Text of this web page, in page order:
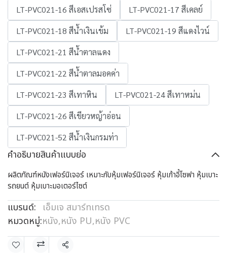
LT-PVC021-16 สีเอสเปรสโซ่
LT-PVC021-17 สีเคลย์
LT-PVC021-18 สีน้ำเงินเข้ม
LT-PVC021-19 สีแดงไวน์
LT-PVC021-21 สีน้ำตาลแดง
LT-PVC021-22 สีน้ำตาลมอคค่า
LT-PVC021-23 สีเทาหิน
LT-PVC021-24 สีเทาหม่น
LT-PVC021-26 สีเขียวหญ้าอ่อน
LT-PVC021-52 สีน้ำเงินกรมท่า
คำอธิบายสินค้าแบบย่อ
ผลิตภัณฑ์หนังเฟอร์นิเจอร์ เหมาะกับหุ้มเฟอร์นิเจอร์ หุ้มเก้าอี้โซฟา หุ้มเบาะ
รถยนต์ หุ้มเบาะมอเตอร์ไซต์
แบรนด์: เอ็มเจ สมาร์ทเทรด
หมวดหมู่:หนัง,หนัง PU,หนัง PVC
แชร์